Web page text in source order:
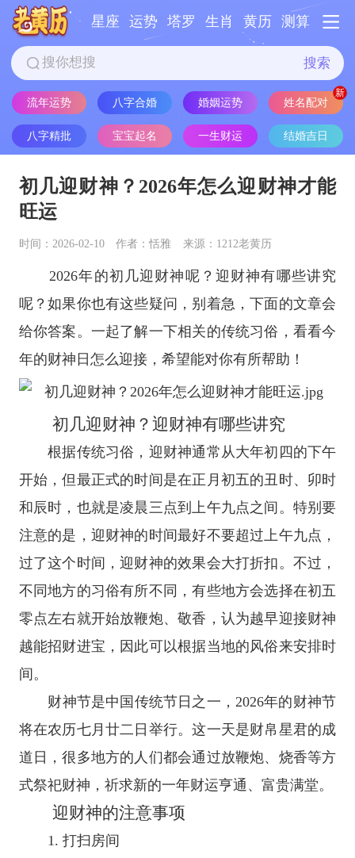
星座 运势 塔罗 生肖 黄历 测算
搜索
流年运势 八字合婚 婚姻运势 姓名配对
八字精批 宝宝起名 一生财运 结婚吉日
初几迎财神？2026年怎么迎财神才能
旺运
时间：2026-02-10 作者：恬雅 来源：1212老黄历
2026年的初几迎财神呢？迎财神有哪些讲究
呢？如果你也有这些疑问，别着急，下面的文章会
给你答案。一起了解一下相关的传统习俗，看看今
年的财神日怎么迎接，希望能对你有所帮助！
初几迎财神？迎财神有哪些讲究
根据传统习俗，迎财神通常从大年初四的下午
开始，但最正式的时间是在正月初五的丑时、卯时
和辰时，也就是凌晨三点到上午九点之间。特别要
注意的是，迎财神的时间最好不要超过上午九点，
过了这个时间，迎财神的效果会大打折扣。不过，
不同地方的习俗有所不同，有些地方会选择在初五
零点左右就开始放鞭炮、敬香，认为越早迎接财神
越能招财进宝，因此可以根据当地的风俗来安排时
间。
财神节是中国传统节日之一，2026年的财神节
将在农历七月廿二日举行。这一天是财帛星君的成
道日，很多地方的人们都会通过放鞭炮、烧香等方
式祭祀财神，祈求新的一年财运亨通、富贵满堂。
迎财神的注意事项
1. 打扫房间